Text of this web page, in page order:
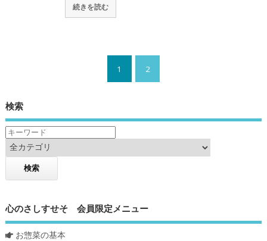
続きを読む
1 2
検索
心のさしすせそ 会員限定メニュー
お惣菜の基本